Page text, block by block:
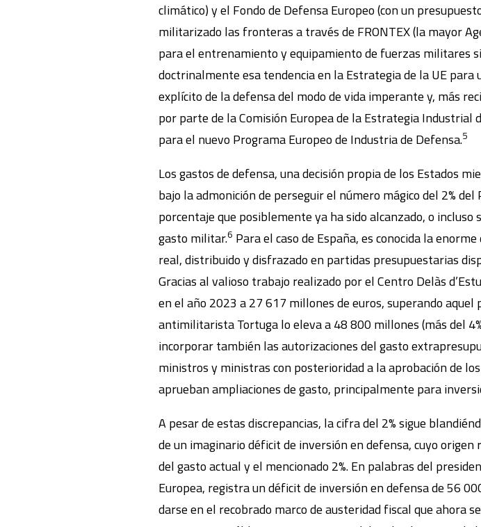
climático) y el Fondo de Defensa Europeo (con un
militarizado las fronteras a través de FRONTEX (la mayor
para el entrenamiento y equipamiento de fuerzas militares
doctrinalmente esa tendencia en la Estrategia de la UE para
explícito de la defensa del modo de vida imperante y, más
por parte de la Comisión Europea de la Estrategia Industrial
para el nuevo Programa Europeo de Industria de Defensa.5
Los gastos de defensa, una decisión propia de los Estados
bajo la admonición de perseguir el número mágico del 2%
porcentaje que posiblemente ya ha sido alcanzado, o
gasto militar.6 Para el caso de España, es conocida la
real, distribuido y disfrazado en partidas presupuestarias
Gracias al valioso trabajo realizado por el Centro Delàs
en el año 2023 a 27 617 millones de euros, superando
antimilitarista Tortuga lo eleva a 48 800 millones (más del
incorporar también las autorizaciones del gasto
ministros y ministras con posterioridad a la aprobación de
aprueban ampliaciones de gasto, principalmente para
A pesar de estas discrepancias, la cifra del 2% sigue
de un imaginario déficit de inversión en defensa, cuyo
del gasto actual y el mencionado 2%. En palabras del
Europea, registra un déficit de inversión en defensa de 56
darse en el recobrado marco de austeridad fiscal que ahora